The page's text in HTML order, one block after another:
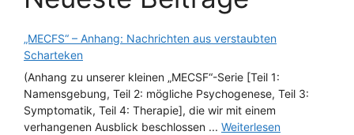
„MECFS“ – Anhang: Nachrichten aus verstaubten
Scharteken
(Anhang zu unserer kleinen „MECSF“-Serie [Teil 1:
Namensgebung, Teil 2: mögliche Psychogenese, Teil 3:
Symptomatik, Teil 4: Therapie], die wir mit einem
verhangenen Ausblick beschlossen ... Weiterlesen